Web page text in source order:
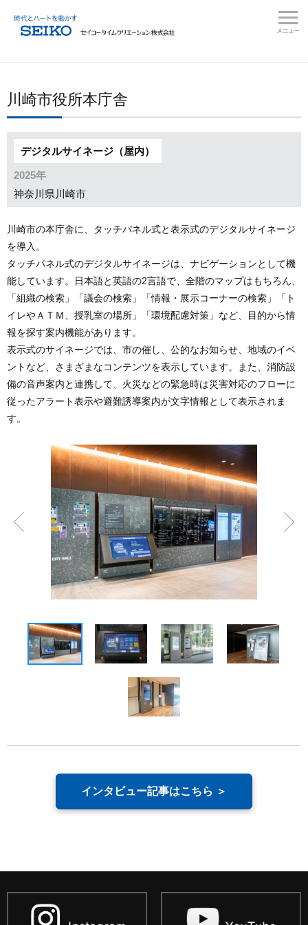
川崎市役所本庁舎
デジタルサイネージ（屋内）
2025年
神奈川県川崎市
川崎市の本庁舎に、タッチパネル式と表示式のデジタルサイネージ
を導入。
タッチパネル式のデジタルサイネージは、ナビゲーションとして機
能しています。日本語と英語の2言語で、全階のマップはもちろん、
「組織の検索」「議会の検索」「情報・展示コーナーの検索」「ト
イレやＡＴＭ、授乳室の場所」「環境配慮対策」など、目的から情
報を探す案内機能があります。
表示式のサイネージでは、市の催し、公的なお知らせ、地域のイベ
ントなど、さまざまなコンテンツを表示しています。また、消防設
備の音声案内と連携して、火災などの緊急時は災害対応のフローに
従ったアラート表示や避難誘導案内が文字情報として表示されま
す。
インタビュー記事はこちら ＞